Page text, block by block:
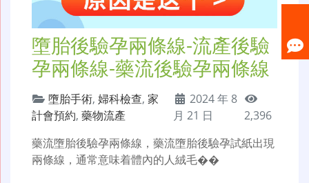
墮胎後驗孕兩條線-流產後驗
孕兩條線-藥流後驗孕兩條線
墮胎手術, 婦科檢查, 家
計會預約, 藥物流產
2024 年 8
月 21 日
2,396
藥流墮胎後驗孕兩條線，藥流墮胎後驗孕試紙出現
兩條線，通常意味着體內的人絨毛��